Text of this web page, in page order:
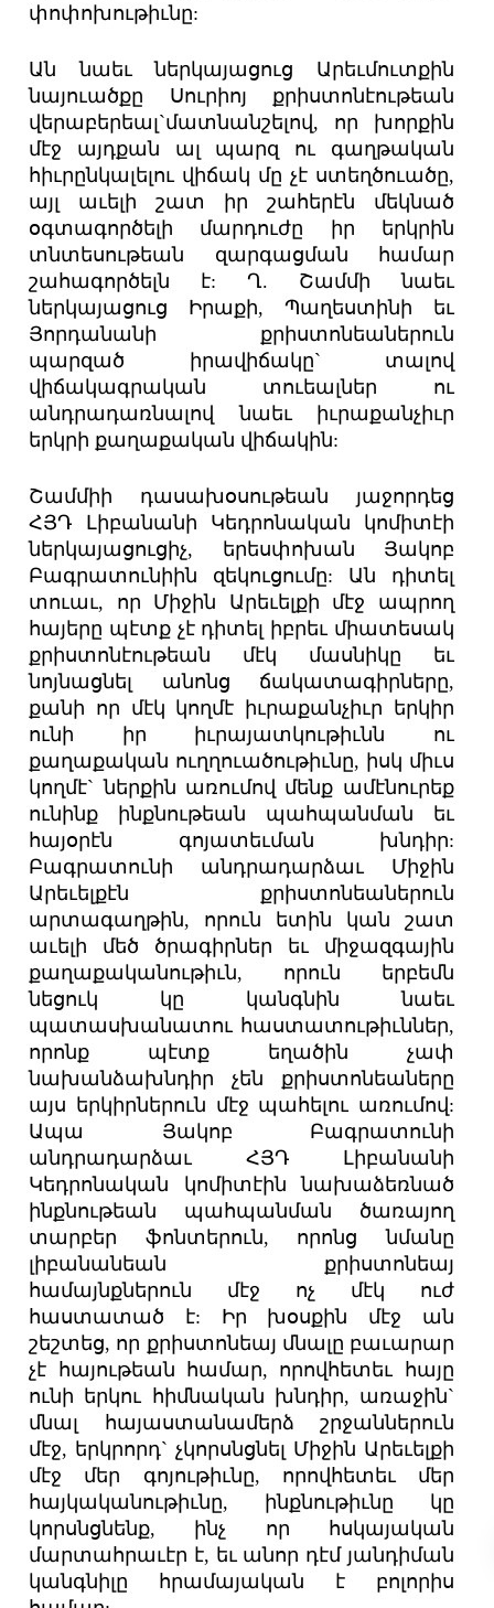
փոփոխութիւնը:
Ան նաեւ ներկայացուց Արեւմուտքին
նայուածքը Սուրիոյ քրիստոնէութեան
վերաբերեալ`մատնանշելով, որ խորքին
մէջ այդքան ալ պարզ ու գաղթական
հիւրընկալելու վիճակ մը չէ ստեղծուածը,
այլ աւելի շատ իր շահերէն մեկնած
օգտագործելի մարդուժը իր երկրին
տնտեսութեան զարգացման համար
շահագործելն է: Ղ. Շամմի նաեւ
ներկայացուց Իրաքի, Պաղեստինի եւ
Յորդանանի քրիստոնեաներուն
պարզած իրավիճակը` տալով
վիճակագրական տուեալներ ու
անդրադառնալով նաեւ իւրաքանչիւր
երկրի քաղաքական վիճակին:
Շամմիի դասախօսութեան յաջորդեց
ՀՅԴ Լիբանանի Կեդրոնական կոմիտէի
ներկայացուցիչ, երեսփոխան Յակոբ
Բագրատունիին զեկուցումը: Ան դիտել
տուաւ, որ Միջին Արեւելքի մէջ ապրող
հայերը պէտք չէ դիտել իբրեւ միատեսակ
քրիստոնէութեան մէկ մասնիկը եւ
նոյնացնել անոնց ճակատագիրները,
քանի որ մէկ կողմէ իւրաքանչիւր երկիր
ունի իր իւրայատկութիւնն ու
քաղաքական ուղղուածութիւնը, իսկ միւս
կողմէ` ներքին առումով մենք ամէնուրեք
ունինք ինքնութեան պահպանման եւ
հայօրէն գոյատեւման խնդիր:
Բագրատունի անդրադարձաւ Միջին
Արեւելքէն քրիստոնեաներուն
արտագաղթին, որուն ետին կան շատ
աւելի մեծ ծրագիրներ եւ միջազգային
քաղաքականութիւն, որուն երբեմն
նեցուկ կը կանգնին նաեւ
պատասխանատու հաստատութիւններ,
որոնք պէտք եղածին չափ
նախանձախնդիր չեն քրիստոնեաները
այս երկիրներուն մէջ պահելու առումով:
Ապա Յակոբ Բագրատունի
անդրադարձաւ ՀՅԴ Լիբանանի
Կեդրոնական կոմիտէին նախաձեռնած
ինքնութեան պահպանման ծառայող
տարբեր ֆոնտերուն, որոնց նմանը
լիբանանեան քրիստոնեայ
համայնքներուն մէջ ոչ մէկ ուժ
հաստատած է: Իր խօսքին մէջ ան
շեշտեց, որ քրիստոնեայ մնալը բաւարար
չէ հայութեան համար, որովհետեւ հայը
ունի երկու հիմնական խնդիր, առաջին`
մնալ հայաստանամերձ շրջաններուն
մէջ, երկրորդ` չկորսնցնել Միջին Արեւելքի
մէջ մեր գոյութիւնը, որովհետեւ մեր
հայկականութիւնը, ինքնութիւնը կը
կորսնցնենք, ինչ որ հսկայական
մարտահրաւէր է, եւ անոր դէմ յանդիման
կանգնիլը հրամայական է բոլորիս